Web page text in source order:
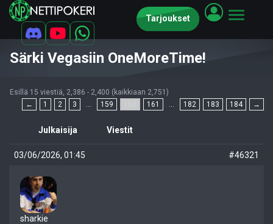
Tarjoukset
Särki Vegasiin OneMoreTime!
Esillä 15 viestiä, 2,386 - 2,400 (kaikkiaan 2,751)
←
1 2 3 … 159 161 … 182 183 184 →
Julkaisija Viestit
03/06/2026, 01:45 #46321
sharkie